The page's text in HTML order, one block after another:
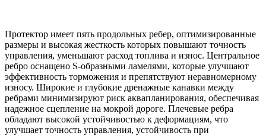
Протектор имеет пять продольных ребер, оптимизированные
размеры и высокая жесткость которых повышают точность
управления, уменьшают расход топлива и износ. Центральное
ребро оснащено S-образными ламелями, которые улучшают
эффективность торможения и препятствуют неравномерному
износу. Широкие и глубокие дренажные канавки между
ребрами минимизируют риск аквапланирования, обеспечивая
надежное сцепление на мокрой дороге. Плечевые ребра
обладают высокой устойчивостью к деформациям, что
улучшает точность управления, устойчивость при